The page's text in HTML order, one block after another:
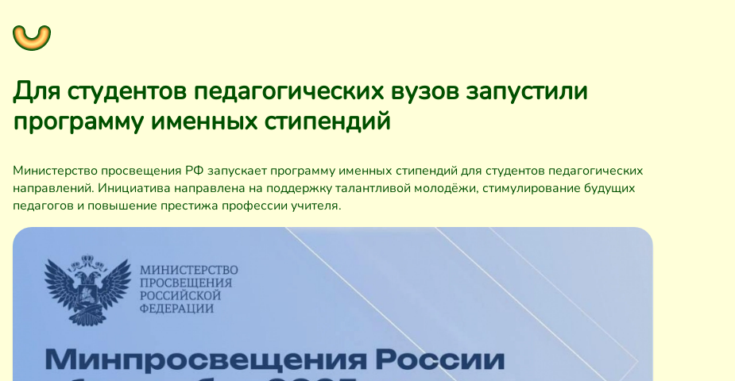
Для студентов педагогических вузов запустили
программу именных стипендий
Министерство просвещения РФ запускает программу именных стипендий для студентов педагогических
направлений. Инициатива направлена на поддержку талантливой молодёжи, стимулирование будущих
педагогов и повышение престижа профессии учителя.